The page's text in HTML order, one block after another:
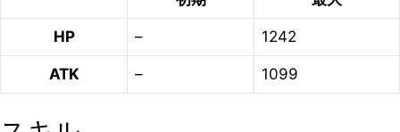
HP – 1242
ATK – 1099